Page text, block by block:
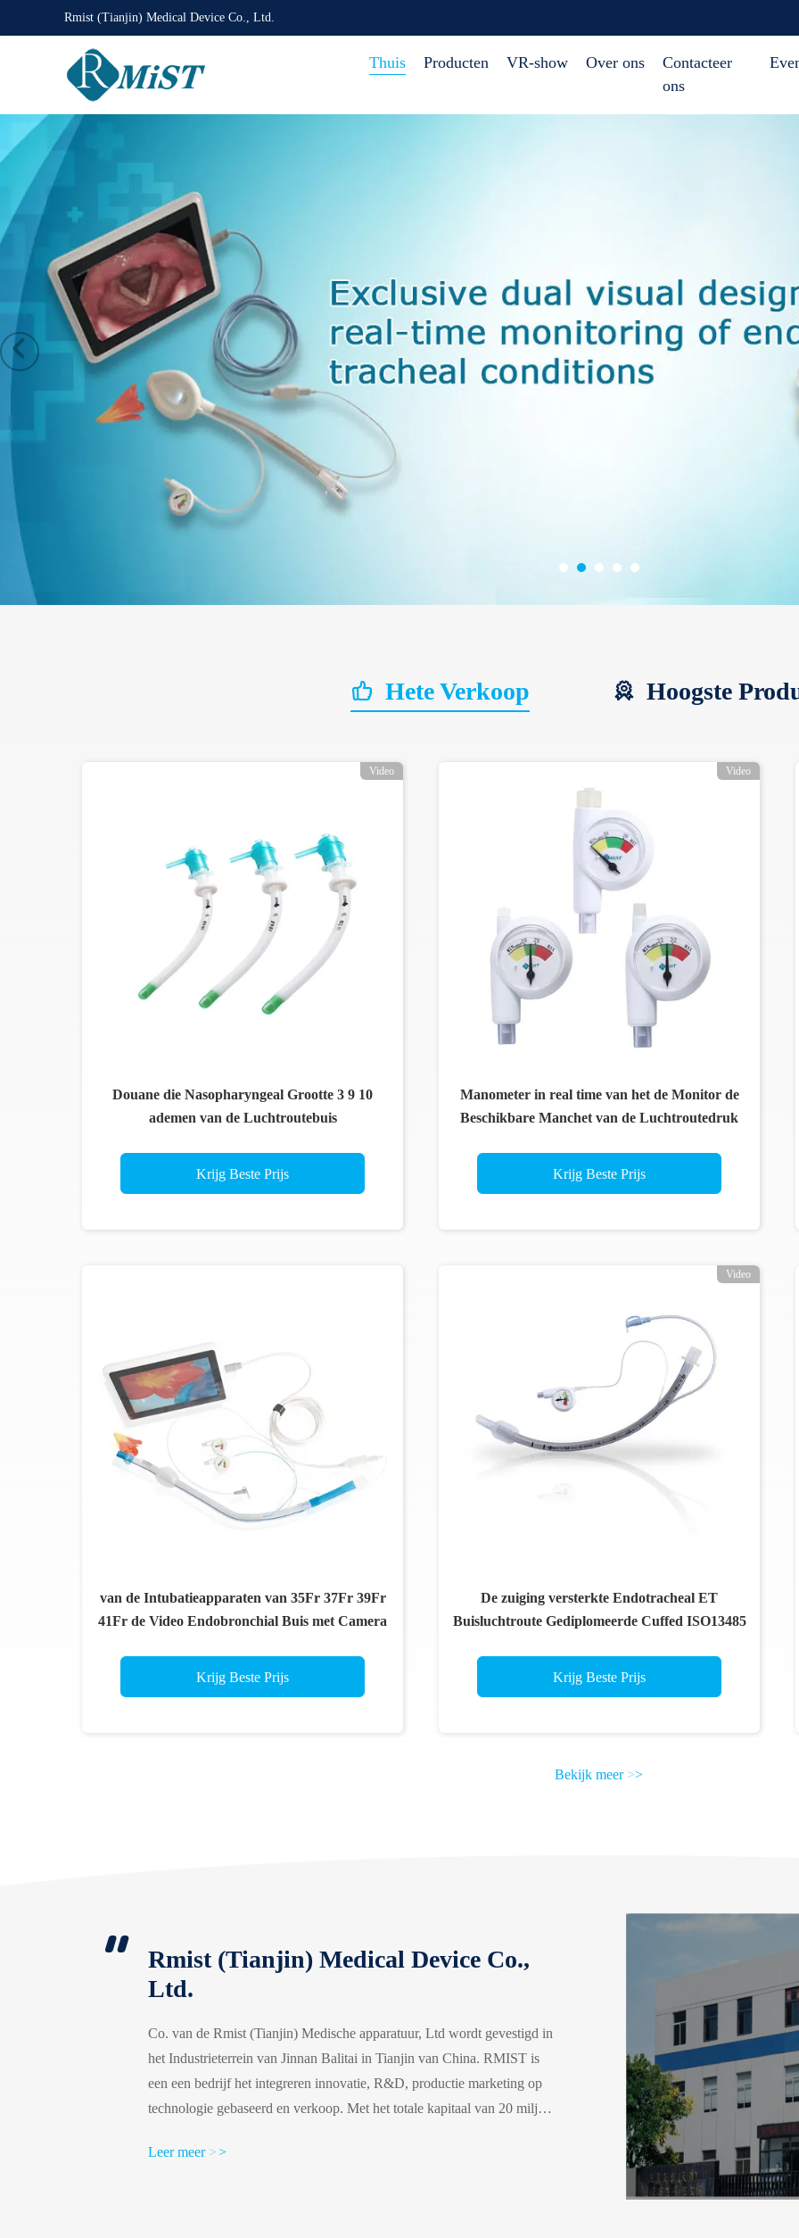
Rmist (Tianjin) Medical Device Co., Ltd.
Thuis Producten VR-show Over ons
Contacteer
ons

Hete Verkoop Hoogste
Video
Douane die Nasopharyngeal Grootte 3 9 10
ademen van de Luchtroutebuis
Krijg Beste Prijs
Video
Manometer in real time van het de Monitor de
Beschikbare Manchet van de Luchtroutedruk
Krijg Beste Prijs
van de Intubatieapparaten van 35Fr 37Fr 39Fr
41Fr de Video Endobronchial Buis met Camera
Krijg Beste Prijs
Video
De zuiging versterkte Endotracheal ET
Buisluchtroute Gediplomeerde Cuffed ISO13485
Krijg Beste Prijs
Bekijk meer >>
Rmist (Tianjin) Medical Device Co.,
Ltd.
Co. van de Rmist (Tianjin) Medische apparatuur, Ltd wordt gevestigd in
het Industrieterrein van Jinnan Balitai in Tianjin van China. RMIST is
een een bedrijf het integreren innovatie, R&D, productie marketing op
technologie gebaseerd en verkoop. Met het totale kapitaal van 20 miljoen
van 2200 m ², en het 10,000 levelaboratorium van 60 m ²Onze
Leer meer >>